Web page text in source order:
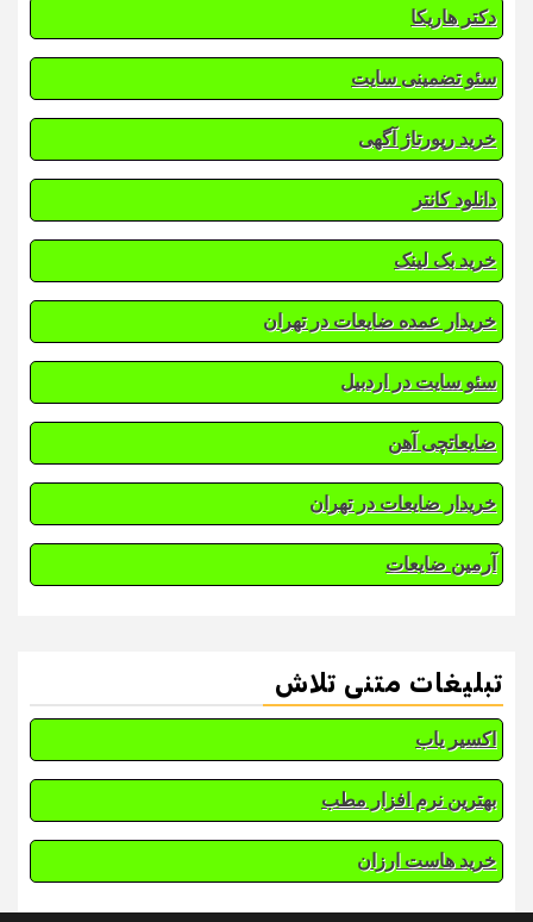
دکتر هاریکا
سئو تضمینی سایت
خرید رپورتاژ آگهی
دانلود کانتر
خرید بک لینک
خریدار عمده ضایعات در تهران
سئو سایت در اردبیل
ضایعاتچی آهن
خریدار ضایعات در تهران
آرمین ضایعات
تبلیغات متنی تلاش
اکسیر یاب
بهترین نرم افزار مطب
خرید هاست ارزان